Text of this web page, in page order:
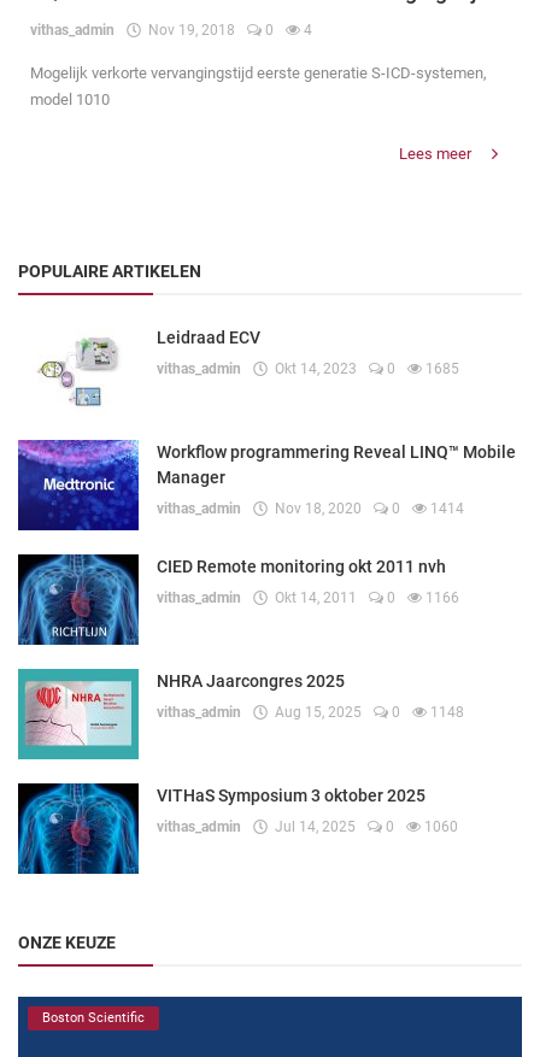
vithas_admin Nov 19, 2018 0 4
Mogelijk verkorte vervangingstijd eerste generatie S-ICD-systemen,
model 1010
Lees meer
POPULAIRE ARTIKELEN
Leidraad ECV
vithas_admin Okt 14, 2023 0 1685
Workflow programmering Reveal LINQ™ Mobile
Manager
vithas_admin Nov 18, 2020 0 1414
CIED Remote monitoring okt 2011 nvh
vithas_admin Okt 14, 2011 0 1166
NHRA Jaarcongres 2025
vithas_admin Aug 15, 2025 0 1148
VITHaS Symposium 3 oktober 2025
vithas_admin Jul 14, 2025 0 1060
ONZE KEUZE
Boston Scientific